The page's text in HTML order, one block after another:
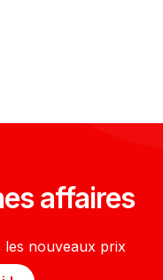
affaires
les nouveaux prix